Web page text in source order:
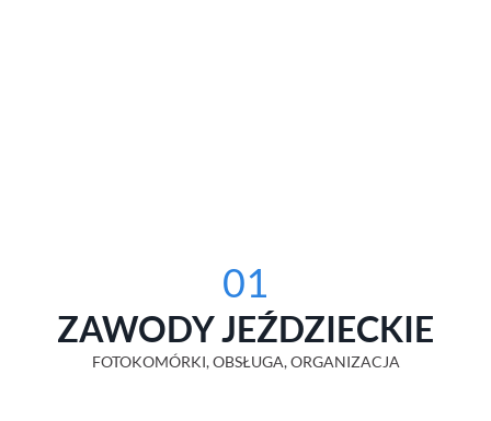
01
ZAWODY JEŹDZIECKIE
FOTOKOMÓRKI, OBSŁUGA, ORGANIZACJA